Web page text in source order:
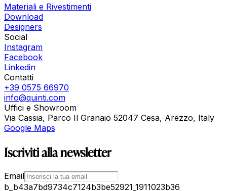
Materiali e Rivestimenti
Download
Designers
Social
Instagram
Facebook
Linkedin
Contatti
+39 0575 66970
info@quinti.com
Uffici e Showroom
Via Cassia, Parco Il Granaio 52047 Cesa, Arezzo, Italy
Google Maps
Iscriviti alla newsletter
Email
b_b43a7bd9734c7124b3be52921_1911023b36